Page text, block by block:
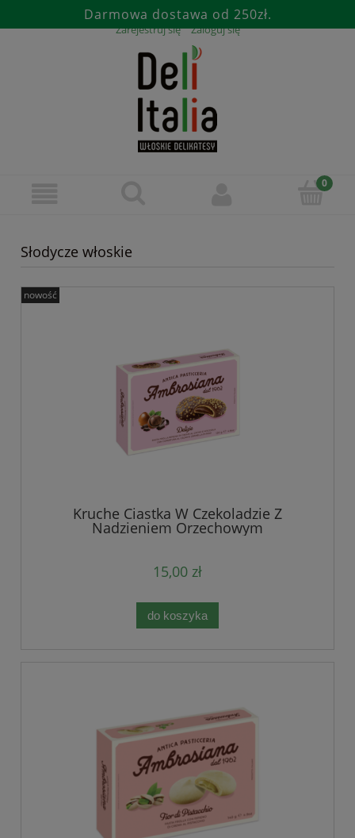
Darmowa dostawa od 250zł.
Zarejestruj się Zaloguj się
Słodycze włoskie
Kruche Ciastka W Czekoladzie Z
Nadzieniem Orzechowym
15,00 zł
do koszyka
nowość